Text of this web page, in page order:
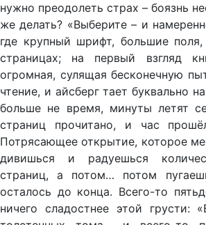
нужно преодолеть страх – боязнь
же делать? «Выберите – и
где крупный шрифт, большие
страницах; на первый взгляд
огромная, сулящая бесконечную
чтение, и айсберг тает буквально
больше не время, минуты летят
страниц прочитано, и час
Потрясающее открытие, которое
дивишься и радуешься
страниц, а потом… потом
осталось до конца. Всего-то
ничего сладостнее этой грусти: